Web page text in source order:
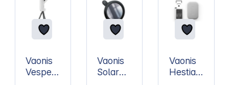
Vaonis
Vesper
Vaonis
Solar
Vaonis
Hestia